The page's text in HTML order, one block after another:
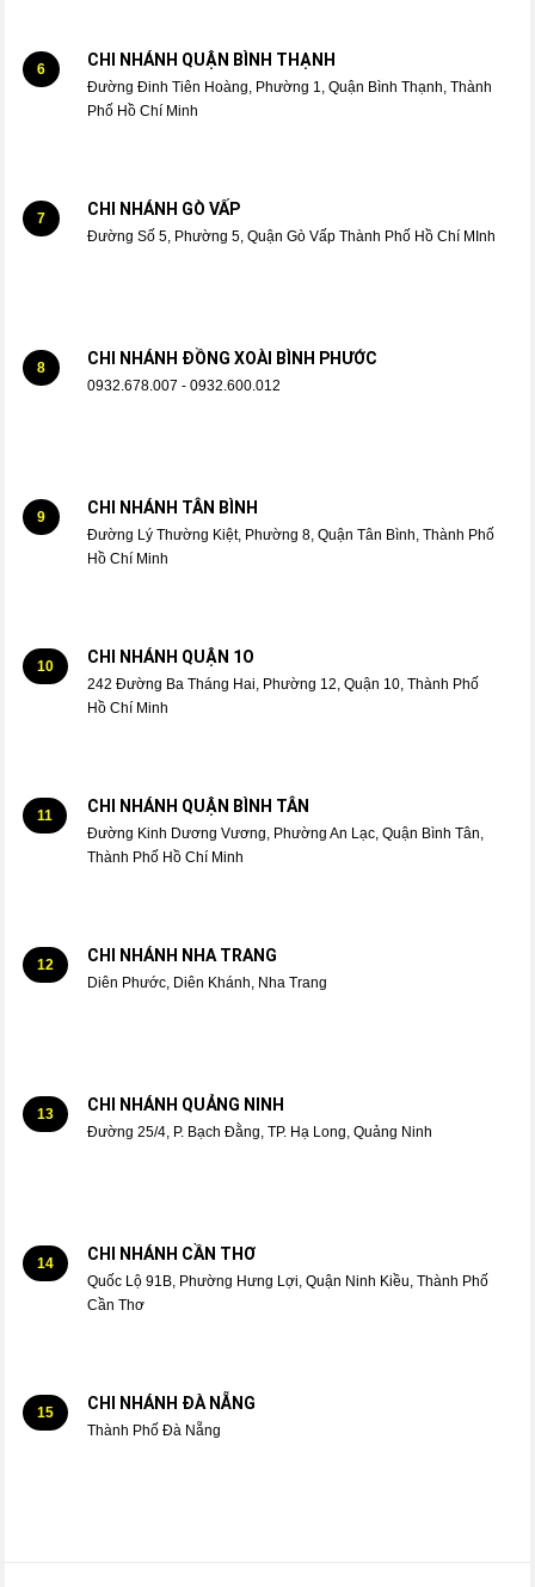
6 CHI NHÁNH QUẬN BÌNH THẠNH
Đường Đinh Tiên Hoàng, Phường 1, Quận Bình Thạnh, Thành
Phố Hồ Chí Minh
7 CHI NHÁNH GÒ VẤP
Đường Số 5, Phường 5, Quận Gò Vấp Thành Phố Hồ Chí MInh
8 CHI NHÁNH ĐỒNG XOÀI BÌNH PHƯỚC
0932.678.007 - 0932.600.012
9 CHI NHÁNH TÂN BÌNH
Đường Lý Thường Kiệt, Phường 8, Quận Tân Bình, Thành Phố
Hồ Chí Minh
10 CHI NHÁNH QUẬN 1O
242 Đường Ba Tháng Hai, Phường 12, Quận 10, Thành Phố
Hồ Chí Minh
11 CHI NHÁNH QUẬN BÌNH TÂN
Đường Kinh Dương Vương, Phường An Lạc, Quận Bình Tân,
Thành Phố Hồ Chí Minh
12 CHI NHÁNH NHA TRANG
Diên Phước, Diên Khánh, Nha Trang
13 CHI NHÁNH QUẢNG NINH
Đường 25/4, P. Bạch Đằng, TP. Hạ Long, Quảng Ninh
14 CHI NHÁNH CẦN THƠ
Quốc Lộ 91B, Phường Hưng Lợi, Quận Ninh Kiều, Thành Phố
Cần Thơ
15 CHI NHÁNH ĐÀ NẴNG
Thành Phố Đà Nẵng